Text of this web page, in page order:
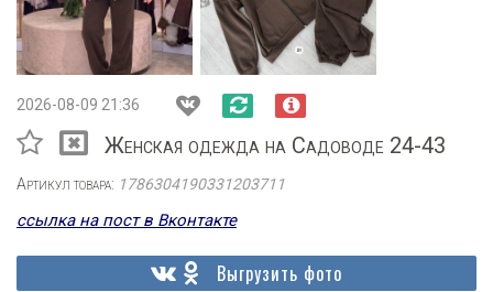
2026-08-09 21:36
Женская одежда на Садоводе 24-43
Артикул товара: 1786304190331203711
ссылка на пост в Вконтакте
Выгрузить фото